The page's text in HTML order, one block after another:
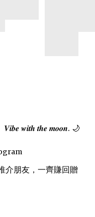
𝑽𝒊𝒃𝒆 𝒘𝒊𝒕𝒉 𝒕𝒉𝒆 𝒎𝒐𝒐𝒏. 🌙
朋友，一齊賺回贈